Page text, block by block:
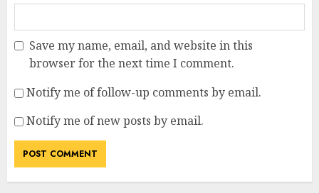
Save my name, email, and website in this
browser for the next time I comment.
Notify me of follow-up comments by email.
Notify me of new posts by email.